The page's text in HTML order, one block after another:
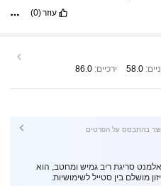
עוזר(0)
58.0 ירכיים: 86.0
בהתבסס על הפרטים
סריגת ריב גמיש ומחטב, הוא
מושלם בין סטייל לשימושיות.